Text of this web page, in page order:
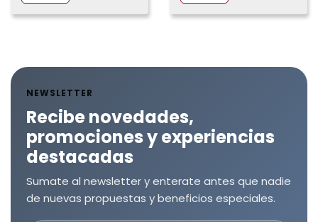
NEWSLETTER
Recibe novedades,
promociones y experiencias
destacadas
Sumate al newsletter y enterate antes que nadie
de nuevas propuestas y beneficios especiales.